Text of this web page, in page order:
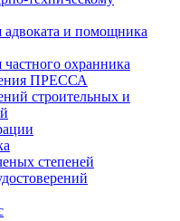
адвоката и помощника
охранника
ПРЕССА
строительных и
степеней